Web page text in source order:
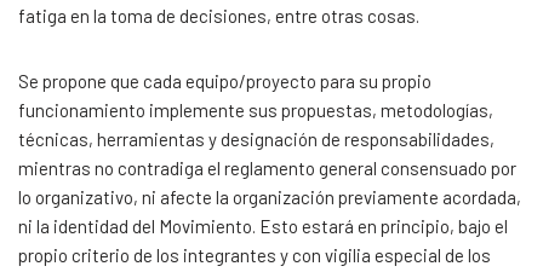
fatiga en la toma de decisiones, entre otras cosas.
Se propone que cada equipo/proyecto para su propio
funcionamiento implemente sus propuestas, metodologías,
técnicas, herramientas y designación de responsabilidades,
mientras no contradiga el reglamento general consensuado por
lo organizativo, ni afecte la organización previamente acordada,
ni la identidad del Movimiento. Esto estará en principio, bajo el
propio criterio de los integrantes y con vigilia especial de los